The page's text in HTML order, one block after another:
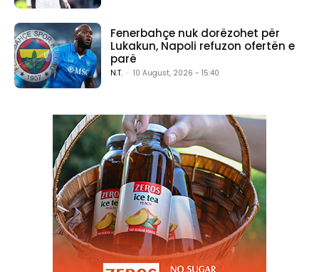
Fenerbahçe nuk dorëzohet për
Lukakun, Napoli refuzon ofertën e
parë
N.T. - 10 August, 2026 - 15:40